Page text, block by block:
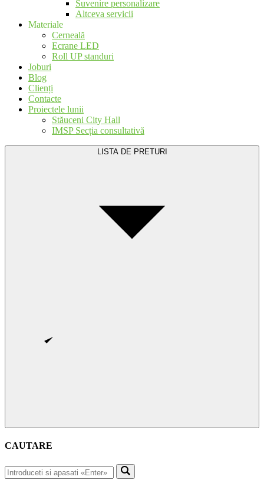
Suvenire personalizare
Altceva servicii
Materiale
Cerneală
Ecrane LED
Roll UP standuri
Joburi
Blog
Clienți
Contacte
Proiectele lunii
Stăuceni City Hall
IMSP Secția consultativă
LISTA DE PRETURI
CAUTARE